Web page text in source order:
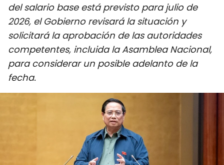
CULTURA - ENTRETENIMIENTO
INTERNACIONAL
DEPORTES
PUENTE DE AMISTAD
HISTORIAS MULTIMEDIA
FOTOGRAFÍA
del salario base está previsto para julio de
2026, el Gobierno revisará la situación y
solicitará la aprobación de las autoridades
competentes, incluida la Asamblea Nacional,
para considerar un posible adelanto de la
fecha.